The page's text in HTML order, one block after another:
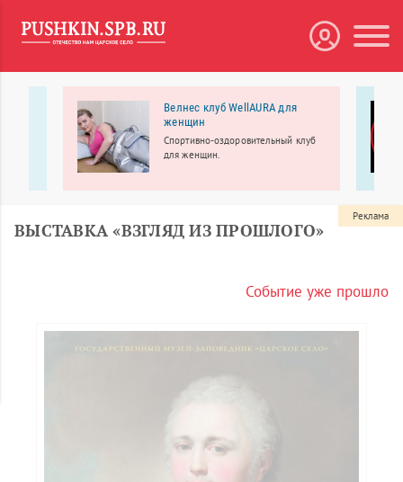
Велнес клуб WellAURA для
женщин
Спортивно-оздоровительный клуб
для женщин.
ВЫСТАВКА «ВЗГЛЯД ИЗ ПРОШЛОГО»
Событие уже прошло
Реклама